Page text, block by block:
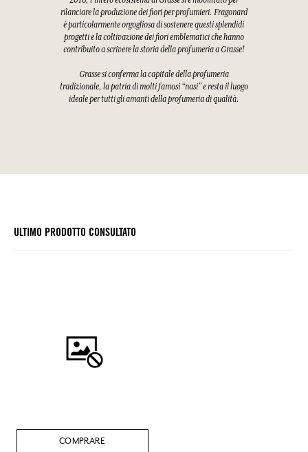
rilanciare la produzione dei fiori per profumieri. Fragonard
è particolarmente orgogliosa di sostenere questi splendidi
progetti e la coltivazione dei fiori emblematici che hanno
contribuito a scrivere la storia della profumeria a Grasse!
Grasse si conferma la capitale della profumeria
tradizionale, la patria di molti famosi “nasi” e resta il luogo
ideale per tutti gli amanti della profumeria di qualità.
ULTIMO PRODOTTO CONSULTATO
COMPRARE